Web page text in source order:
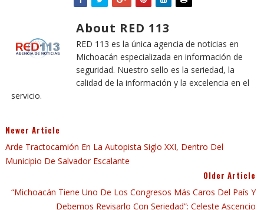
About RED 113
RED 113 es la única agencia de noticias en
Michoacán especializada en información de
seguridad. Nuestro sello es la seriedad, la
calidad de la información y la excelencia en el
servicio.
Newer Article
Arde Tractocamión En La Autopista Siglo XXI, Dentro Del
Municipio De Salvador Escalante
Older Article
“Michoacán Tiene Uno De Los Congresos Más Caros Del País Y
Debemos Revisarlo Con Seriedad”: Celeste Ascencio